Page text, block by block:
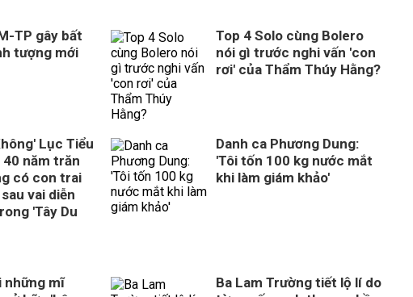
TP gây bất
tượng mới
Top 4 Solo cùng Bolero
nói gì trước nghi vấn 'con
rơi' của Thẩm Thúy Hằng?
Lục Tiểu
năm trăn
có con trai
vai diễn
'Tây Du
Danh ca Phương Dung:
'Tôi tốn 100 kg nước mắt
khi làm giám khảo'
những mĩ
Ba Lam Trường tiết lộ lí do